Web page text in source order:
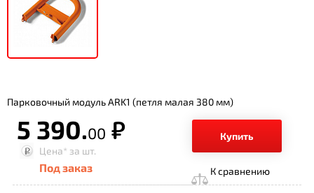
Парковочный модуль ARK1 (петля малая 380 мм)
5 390.00 р.
Купить
Цена* за шт.
Под заказ К сравнению